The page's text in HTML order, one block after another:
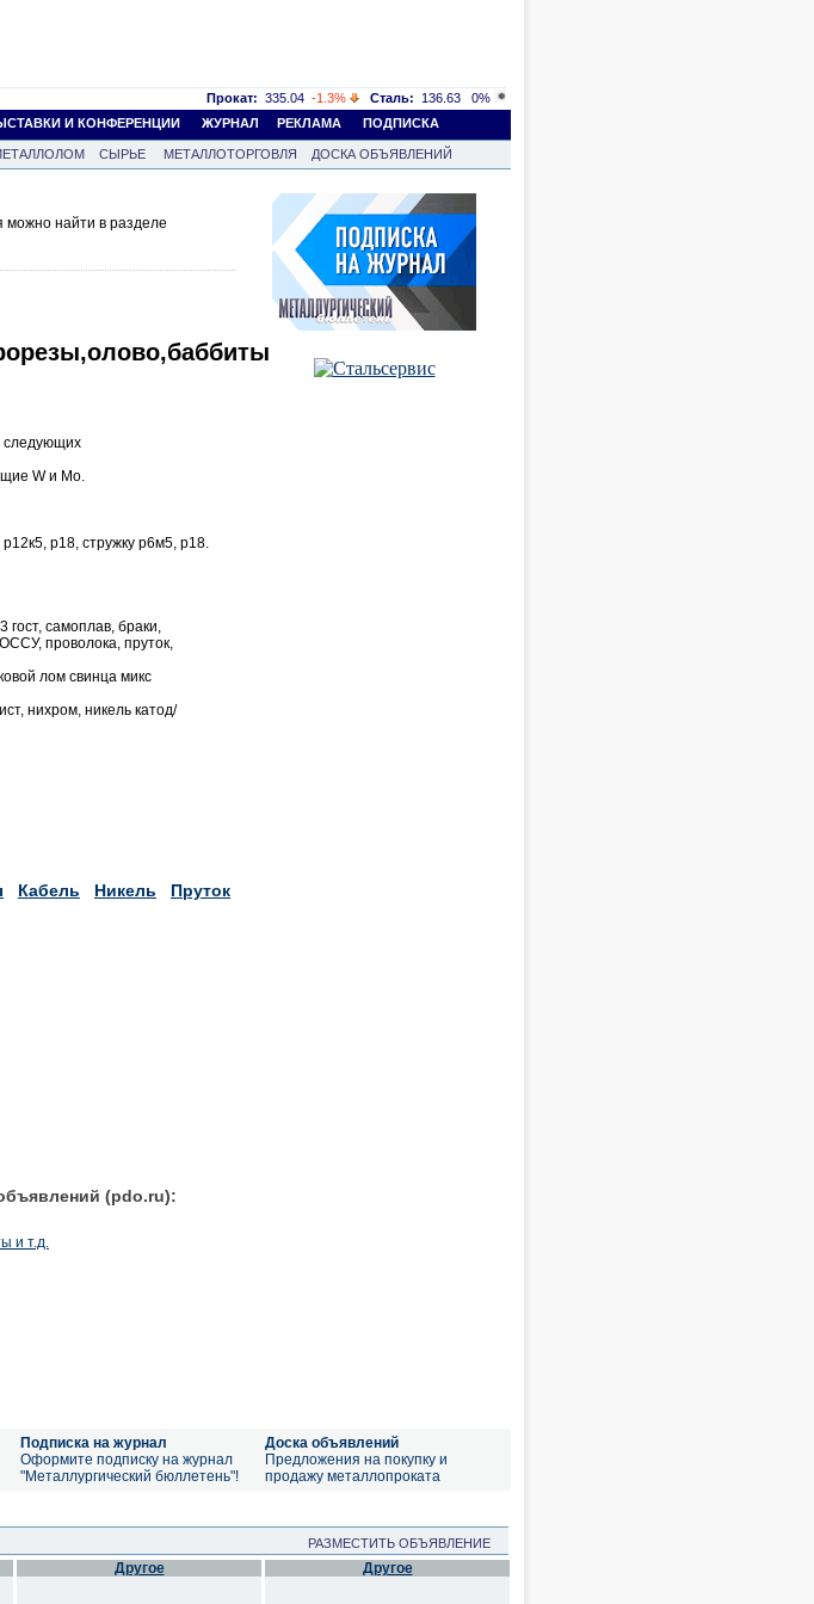
Прокат: 335.04 -1.3% Сталь: 136.63
0%
И КОНФЕРЕНЦИИ ЖУРНАЛ РЕКЛАМА ПОДПИСКА
СЫРЬЕ МЕТАЛЛОТОРГОВЛЯ
ДОСКА ОБЪЯВЛЕНИЙ
найти в разделе
следующих
W и Mo.
р18, стружку р6м5, р18.
самоплав, браки,
проволока, пруток,
лом свинца микс
нихром, никель катод/
Кабель Никель Пруток
(pdo.ru):
и т.д.
Подписка на журнал
Оформите подписку на журнал
"Металлургический бюллетень"!
Доска объявлений
Предложения на покупку и
продажу металлопроката
РАЗМЕСТИТЬ ОБЪЯВЛЕНИЕ
Другое Другое